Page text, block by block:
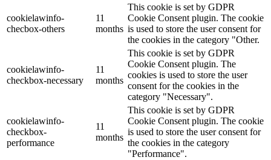
cookielawinfo-
checbox-others
11
months
This cookie is set by GDPR
Cookie Consent plugin. The cookie
is used to store the user consent for
the cookies in the category "Other.
cookielawinfo-
checkbox-necessary
11
months
This cookie is set by GDPR
Cookie Consent plugin. The
cookies is used to store the user
consent for the cookies in the
category "Necessary".
cookielawinfo-
checkbox-
performance
11
months
This cookie is set by GDPR
Cookie Consent plugin. The cookie
is used to store the user consent for
the cookies in the category
"Performance".